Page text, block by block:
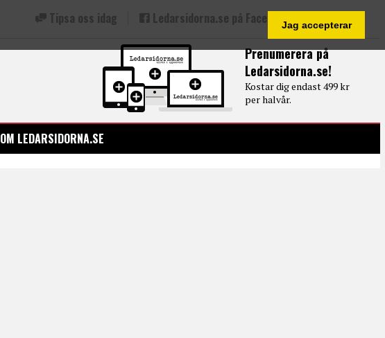
Jag accepterar
Prenumerera på
Ledarsidorna.se!
Kostar dig endast 499 kr
per halvår.
Tipsa oss idag Ledarsidorna.se på Facebook
OM LEDARSIDORNA.SE